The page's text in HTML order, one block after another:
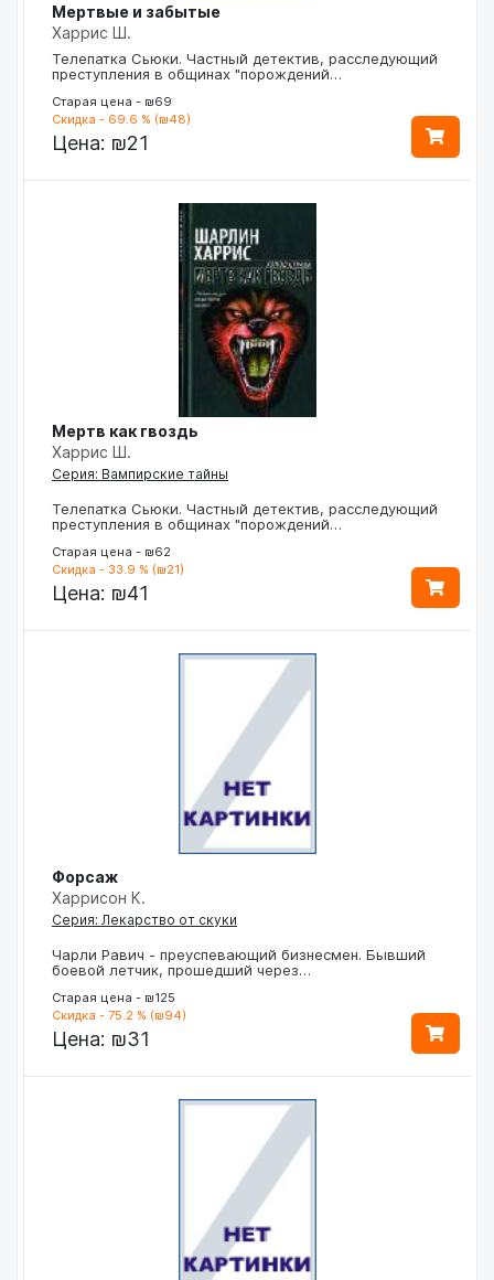
Мертвые и забытые
Харрис Ш.
Телепатка Сьюки. Частный детектив, расследующий
преступления в общинах "порождений…
Старая цена - ₪69
Скидка - 69.6 % (₪48)
Цена: ₪21
Мертв как гвоздь
Харрис Ш.
Серия: Вампирские тайны
Телепатка Сьюки. Частный детектив, расследующий
преступления в общинах "порождений…
Старая цена - ₪62
Скидка - 33.9 % (₪21)
Цена: ₪41
Форсаж
Харрисон К.
Серия: Лекарство от скуки
Чарли Равич - преуспевающий бизнесмен. Бывший
боевой летчик, прошедший через…
Старая цена - ₪125
Скидка - 75.2 % (₪94)
Цена: ₪31